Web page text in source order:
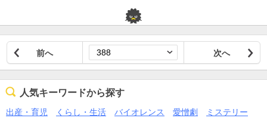
前へ 次へ
人気キーワードから探す
出産・育児 くらし・生活 バイオレンス 愛憎劇
ミステリー